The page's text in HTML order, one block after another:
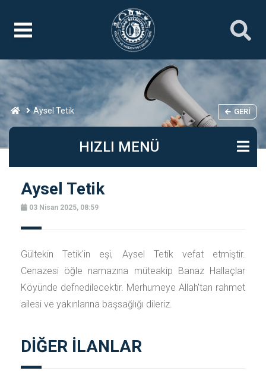
Aysel Tetik GERI
HIZLI MENÜ
Aysel Tetik
03 Nisan 2025, 08:59
Gültekin Tetik'in eşi, Aysel Tetik vefat etmiştir.
Cenazesi öğle namazına müteakip Banaz Hallaçlar
Köyünde defnedilecektir. Merhumeye Allah'tan rahmet
ailesi ve yakınlarına başsağlığı dileriz.
DİĞER İLANLAR